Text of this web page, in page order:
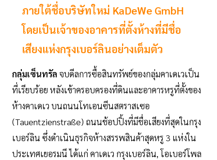
ภายใต้ชื่อบริษัทใหม่ KaDeWe GmbH
โดยเป็นเจ้าของอาคารที่ตั้งห้างที่มีชื่อ
เสียงแห่งกรุงเบอร์ลินอย่างเต็มตัว
กลุ่มเซ็นทรัล จบดีลการซื้อสินทรัพย์ของกลุ่มคาเดเวเป็น
ที่เรียบร้อย หลังเข้าครอบครองที่ดินและอาคารหรูที่ตั้งของ
ห้างคาเดเว บนถนนโทเอนซีนสตราสเซอ
(Tauentzienstraße) ถนนช้อปปิ้งที่มีชื่อเสียงที่สุดในกรุง
เบอร์ลิน ซึ่งดำเนินธุรกิจห้างสรรพสินค้าสุดหรู 3 แห่งใน
ประเทศเยอรมนี ได้แก่ คาเดเว กรุงเบอร์ลิน, โอเบอร์โพล